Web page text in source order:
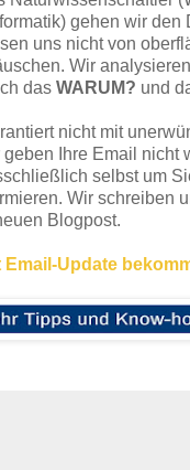
gehen wir den
uns nicht von
Wir
das WARUM? und
nicht mit
Ihre Email nicht
selbst um
Wir schreiben
Blogpost.
Email-Update